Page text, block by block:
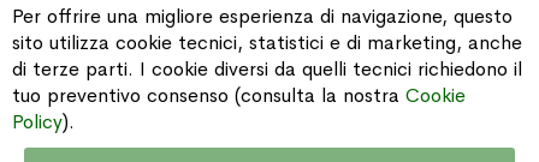
INFORMAZIONI
Per offrire una migliore esperienza di navigazione, questo
sito utilizza cookie tecnici, statistici e di marketing, anche
di terze parti. I cookie diversi da quelli tecnici richiedono il
tuo preventivo consenso (consulta la nostra Cookie
Policy).